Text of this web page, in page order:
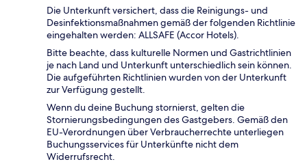
Die Unterkunft versichert, dass die Reinigungs- und
Desinfektionsmaßnahmen gemäß der folgenden Richtlinie
eingehalten werden: ALLSAFE (Accor Hotels).
Bitte beachte, dass kulturelle Normen und Gastrichtlinien
je nach Land und Unterkunft unterschiedlich sein können.
Die aufgeführten Richtlinien wurden von der Unterkunft
zur Verfügung gestellt.
Wenn du deine Buchung stornierst, gelten die
Stornierungsbedingungen des Gastgebers. Gemäß den
EU-Verordnungen über Verbraucherrechte unterliegen
Buchungsservices für Unterkünfte nicht dem
Widerrufsrecht.